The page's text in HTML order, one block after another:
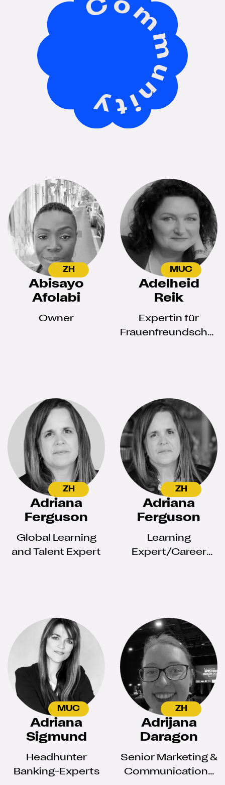
ZH
Abisayo
Afolabi
Owner
MUC
Adelheid
Reik
Expertin für
ZH
Adriana
Ferguson
Global Learning
and Talent Expert
ZH
Adriana
Ferguson
Learning
Expert/Career
MUC
Adriana
Sigmund
Headhunter
Banking-Experts
ZH
Adrijana
Daragon
Senior Marketing &
Communications